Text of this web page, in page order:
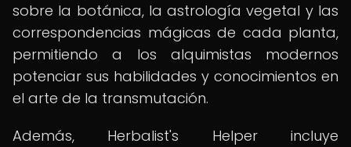
sobre la botánica, la astrología vegetal y las
correspondencias mágicas de cada planta,
permitiendo a los alquimistas modernos
potenciar sus habilidades y conocimientos en
el arte de la transmutación.
Además, Herbalist's Helper incluye